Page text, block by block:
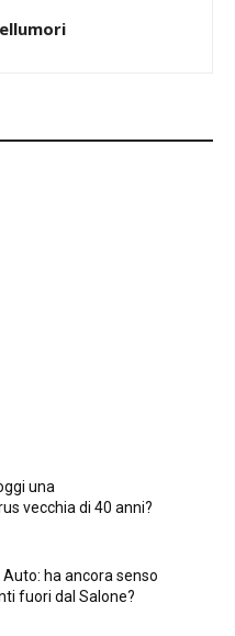
una
vecchia di 40 anni?
ha ancora senso
fuori dal Salone?